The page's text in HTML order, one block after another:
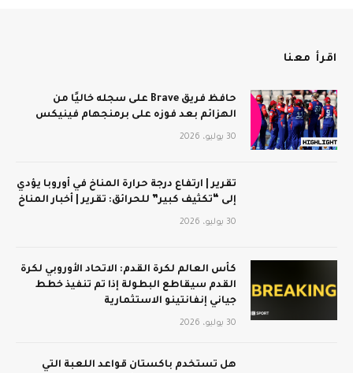
اقرأ معنا
حافظ فريق Brave على سجله خاليًا من
الهزائم بعد فوزه على برمنجهام فينيكس
30 يوليو، 2026
تقرير | ارتفاع درجة حرارة المناخ في أوروبا يؤدي
إلى “تكثيف كبير” للحرائق: تقرير | أخبار المناخ
30 يوليو، 2026
كأس العالم لكرة القدم: الاتحاد الأوروبي لكرة
القدم سيقاطع البطولة إذا تم تنفيذ خطط
جياني إنفانتينو الاستثمارية
30 يوليو، 2026
هل تستخدم باكستان قواعد اللعبة التي